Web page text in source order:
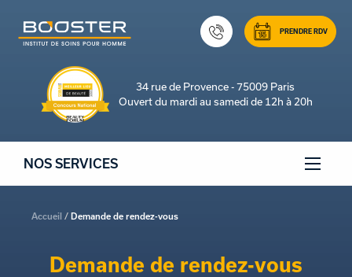
PRENDRE RDV
34 rue de Provence - 75009 Paris
Ouvert du mardi au samedi de 12h à 20h
NOS SERVICES
Accueil Demande de rendez-vous
Demande de rendez-vous